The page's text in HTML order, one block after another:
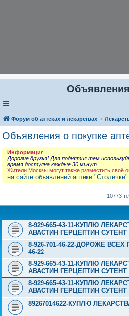
Объявления
Форум об аптеках и лекарствах
Объявления о покупке
Информация
Дорогие друзья! Для поднятия тем
время доступна каждые 30 минут
Жители Москвы могут также разместить своё
на сайте объявлений аптеки "Столички"
10773
8-929-665-43-11-КУПЛЮ
АВАСТИН ГЕРЦЕПТИН СУТЕНТ
8-926-701-46-22-ДОРОЖЕ
46-22
8-929-665-43-11-КУПЛЮ
АВАСТИН ГЕРЦЕПТИН СУТЕНТ
8-929-665-43-11-КУПЛЮ
АВАСТИН ГЕРЦЕПТИН СУТЕНТ
89267014622-КУПЛЮ